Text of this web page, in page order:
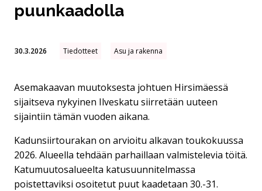
puunkaadolla
30.3.2026 Tiedotteet Asu ja rakenna
Asemakaavan muutoksesta johtuen Hirsimäessä
sijaitseva nykyinen Ilveskatu siirretään uuteen
sijaintiin tämän vuoden aikana.
Kadunsiirtourakan on arvioitu alkavan toukokuussa
2026. Alueella tehdään parhaillaan valmistelevia töitä.
Katumuutosalueelta katusuunnitelmassa
poistettaviksi osoitetut puut kaadetaan 30.-31.